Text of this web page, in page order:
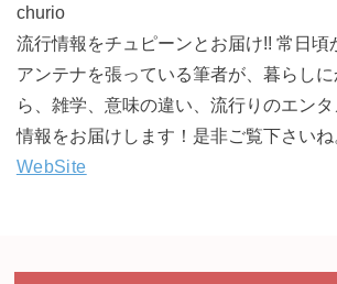
churio
流行情報をチュピーンとお届け!! 常日頃
アンテナを張っている筆者が、暮らし
ら、雑学、意味の違い、流行りのエン
情報をお届けします！是非ご覧下さいね
WebSite